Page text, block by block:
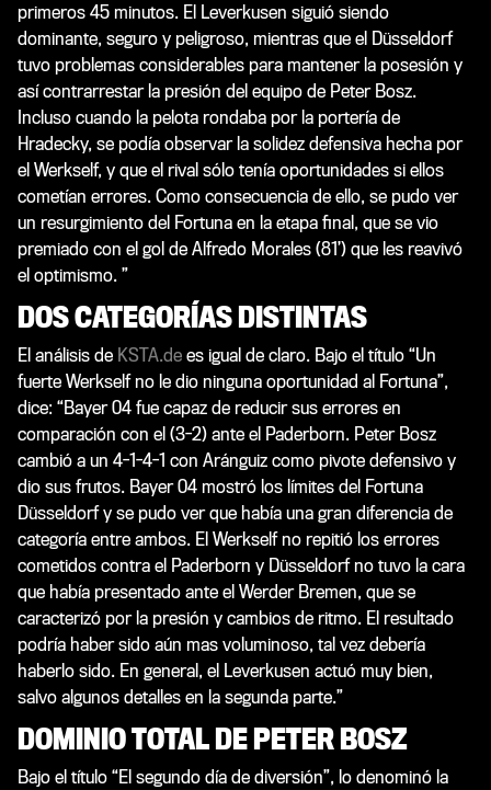
primeros 45 minutos. El Leverkusen siguió siendo
dominante, seguro y peligroso, mientras que el Düsseldorf
tuvo problemas considerables para mantener la posesión y
así contrarrestar la presión del equipo de Peter Bosz.
Incluso cuando la pelota rondaba por la portería de
Hradecky, se podía observar la solidez defensiva hecha por
el Werkself, y que el rival sólo tenía oportunidades si ellos
cometían errores. Como consecuencia de ello, se pudo ver
un resurgimiento del Fortuna en la etapa final, que se vio
premiado con el gol de Alfredo Morales (81’) que les reavivó
el optimismo. ”
DOS CATEGORÍAS DISTINTAS
El análisis de KSTA.de es igual de claro. Bajo el título “Un
fuerte Werkself no le dio ninguna oportunidad al Fortuna”,
dice: “Bayer 04 fue capaz de reducir sus errores en
comparación con el (3-2) ante el Paderborn. Peter Bosz
cambió a un 4-1-4-1 con Aránguiz como pivote defensivo y
dio sus frutos. Bayer 04 mostró los límites del Fortuna
Düsseldorf y se pudo ver que había una gran diferencia de
categoría entre ambos. El Werkself no repitió los errores
cometidos contra el Paderborn y Düsseldorf no tuvo la cara
que había presentado ante el Werder Bremen, que se
caracterizó por la presión y cambios de ritmo. El resultado
podría haber sido aún mas voluminoso, tal vez debería
haberlo sido. En general, el Leverkusen actuó muy bien,
salvo algunos detalles en la segunda parte.”
DOMINIO TOTAL DE PETER BOSZ
Bajo el título “El segundo día de diversión”, lo denominó la